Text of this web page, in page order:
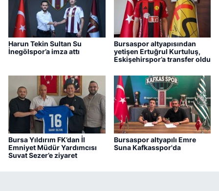
Harun Tekin Sultan Su
İnegölspor’a imza attı
Bursaspor altyapısından
yetişen Ertuğrul Kurtuluş,
Eskişehirspor’a transfer oldu
Bursa Yıldırım FK’dan İl
Emniyet Müdür Yardımcısı
Suvat Sezer’e ziyaret
Bursaspor altyapılı Emre
Suna Kafkasspor'da